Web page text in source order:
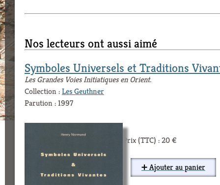
Nos lecteurs ont aussi aimé
Symboles Universels et Traditions
Les Grandes Voies Initiatiques en Orient.
Collection :Les Geuthner
Parution : 1997
Prix (TTC) : 20 €
➕ Ajouter au panier